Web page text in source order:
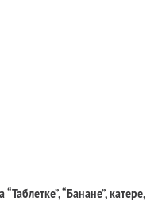
“Банане”, катере,